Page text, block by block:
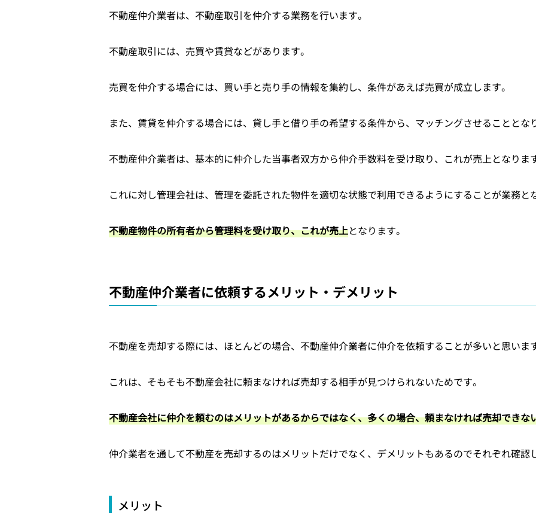
不動産仲介業者は、不動産取引を仲介する業務を行います。
不動産取引には、売買や賃貸などがあります。
売買を仲介する場合には、買い手と売り手の情報を集約し、条件があえば売買が成立します。
また、賃貸を仲介する場合には、貸し手と借り手の希望する条件から、マッチングさせることとな
不動産仲介業者は、基本的に仲介した当事者双方から仲介手数料を受け取り、これが売上となりま
これに対し管理会社は、管理を委託された物件を適切な状態で利用できるようにすることが業務と
不動産物件の所有者から管理料を受け取り、これが売上となります。
不動産仲介業者に依頼するメリット・デメリット
不動産を売却する際には、ほとんどの場合、不動産仲介業者に仲介を依頼することが多いと思いま
これは、そもそも不動産会社に頼まなければ売却する相手が見つけられないためです。
不動産会社に仲介を頼むのはメリットがあるからではなく、多くの場合、頼まなければ売却できな
仲介業者を通して不動産を売却するのはメリットだけでなく、デメリットもあるのでそれぞれ確認
メリット